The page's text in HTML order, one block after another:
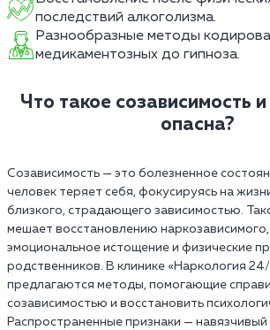
последствий алкоголизма.
Разнообразные методы
медикаментозных до гипноза.
Что такое созависимость
опасна?
Созависимость — это болезненное
человек теряет себя, фокусируясь на
близкого, страдающего зависимостью.
мешает восстановлению
эмоциональное истощение и физические
родственников. В клинике «Наркология
предлагаются методы, помогающие
созависимостью и восстановить
Распространенные признаки — навязчивый